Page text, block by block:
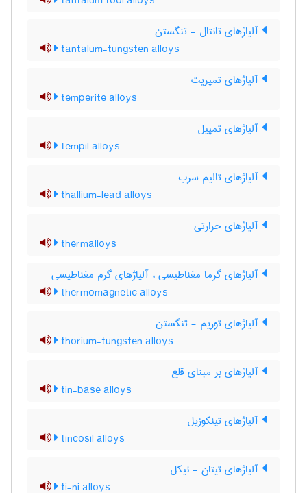
آلیاژهای تانتال - تنگستن
tantalum-tungsten alloys
آلیاژهای تمپریت
temperite alloys
آلیاژهای تمپیل
tempil alloys
آلیاژهای تالیم سرب
thallium-lead alloys
آلیاژهای حرارتی
thermalloys
آلیاژهای گرما مغناطیسی ، آلیاژهای گرم مغناطیسی
thermomagnetic alloys
آلیاژهای توریم - تنگستن
thorium-tungsten alloys
آلیاژهای بر مبنای قلع
tin-base alloys
آلیاژهای تینکوزیل
tincosil alloys
آلیاژهای تیتان - نیکل
ti-ni alloys